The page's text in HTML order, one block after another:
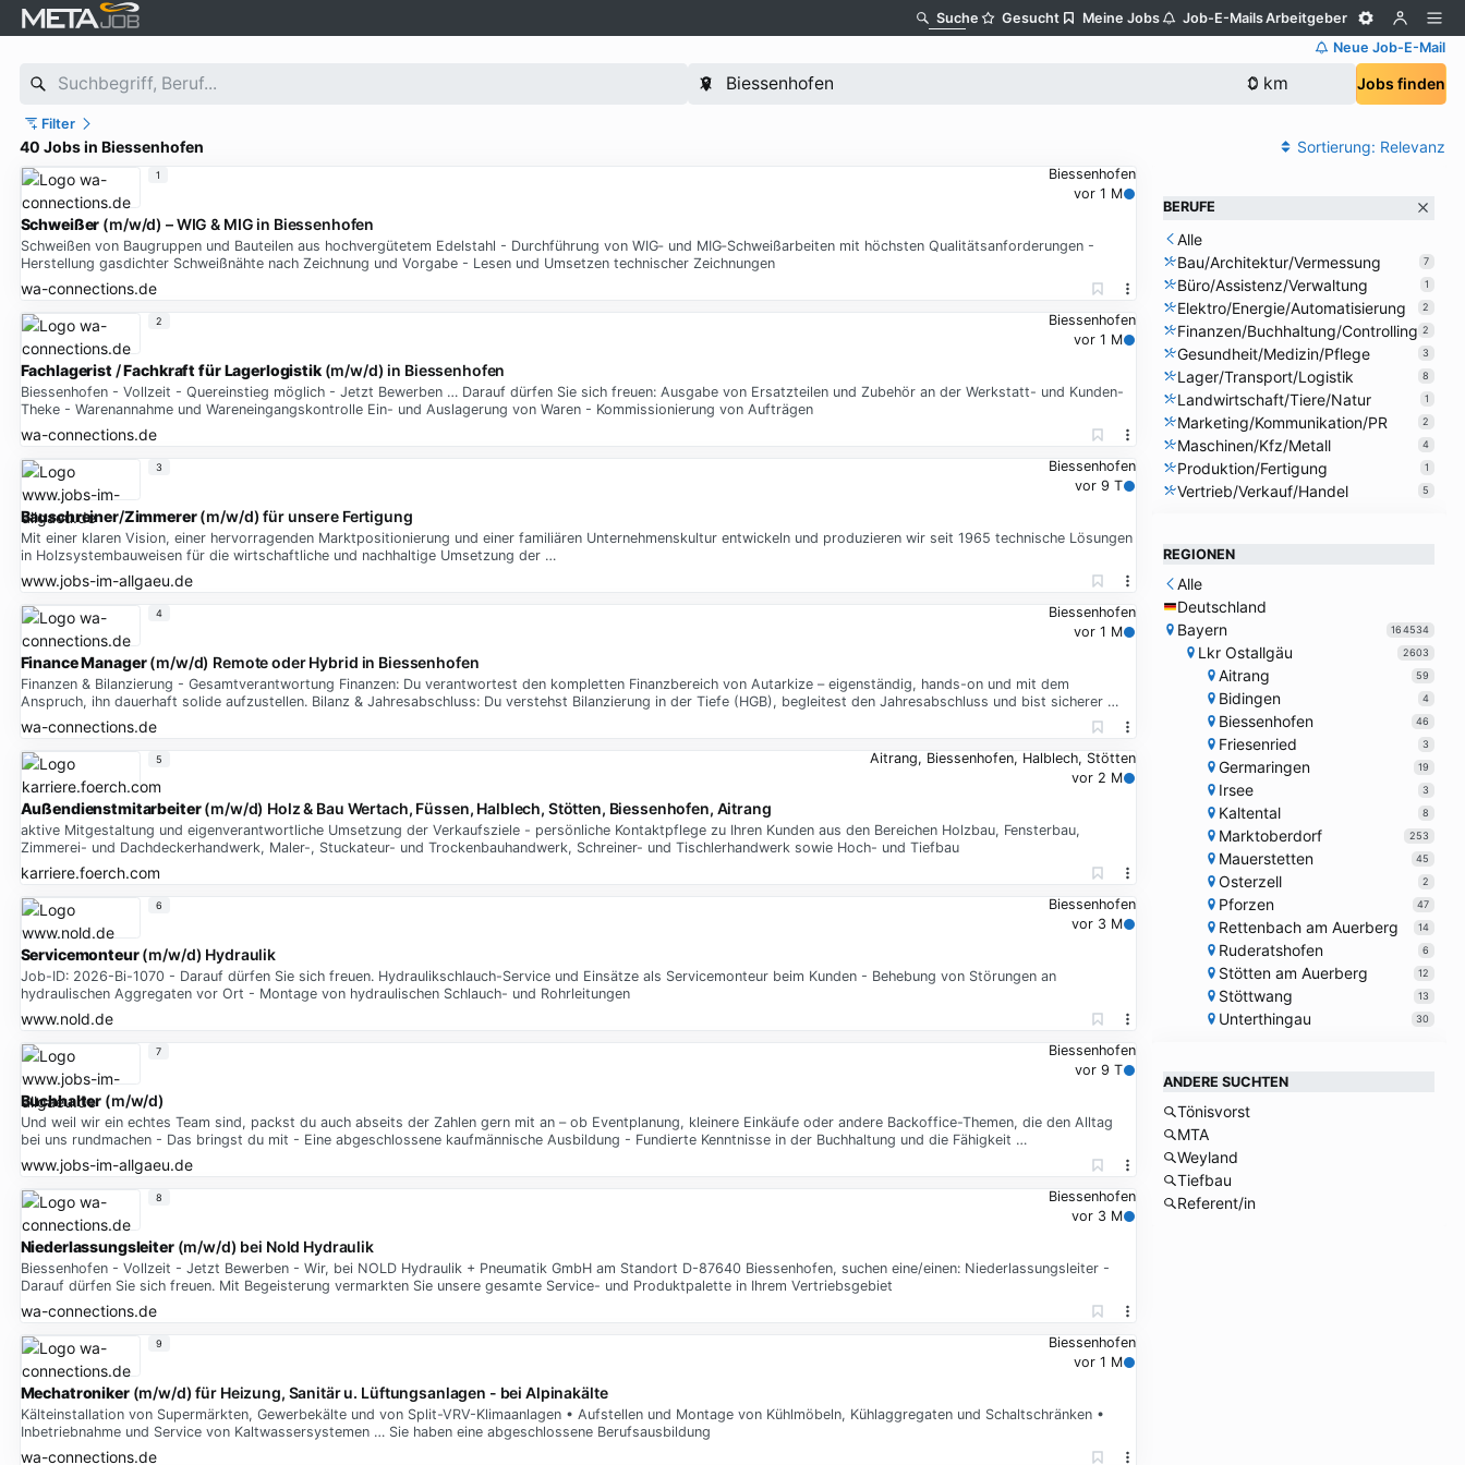
Suche Gesucht Meine Jobs Job-E-MailsArbeitgeber
Neue Job-E-Mail
Jobs finden
Filter
40 Jobs in Biessenhofen Sortierung: Relevanz
Biessenhofen
vor 1 M
Schweißer (m/w/d) – WIG & MIG in Biessenhofen
Schweißen von Baugruppen und Bauteilen aus hochvergütetem Edelstahl - Durchführung von WIG‑ und MIG‑Schweißarbeiten mit höchsten Qualitätsanforderungen -
Herstellung gasdichter Schweißnähte nach Zeichnung und Vorgabe - Lesen und Umsetzen technischer Zeichnungen
wa-connections.de
1
Biessenhofen
vor 1 M
Fachlagerist /Fachkraft fürLagerlogistik(m/w/d) in Biessenhofen
Biessenhofen - Vollzeit - Quereinstieg möglich - Jetzt Bewerben … Darauf dürfen Sie sich freuen: Ausgabe von Ersatzteilen und Zubehör an der Werkstatt- und Kunden-
Theke - Warenannahme und Wareneingangskontrolle Ein- und Auslagerung von Waren - Kommissionierung von Aufträgen
wa-connections.de
2
Biessenhofen
vor 9 T
Bauschreiner/Zimmerer(m/w/d) für unsere Fertigung
Mit einer klaren Vision, einer hervorragenden Marktpositionierung und einer familiären Unternehmenskultur entwickeln und produzieren wir seit 1965 technische Lösungen
in Holzsystembauweisen für die wirtschaftliche und nachhaltige Umsetzung der …
www.jobs-im-allgaeu.de
3
Biessenhofen
vor 1 M
FinanceManager(m/w/d) Remote oder Hybrid in Biessenhofen
Finanzen & Bilanzierung - Gesamtverantwortung Finanzen: Du verantwortest den kompletten Finanzbereich von Autarkize – eigenständig, hands-on und mit dem
Anspruch, ihn dauerhaft solide aufzustellen. Bilanz & Jahresabschluss: Du verstehst Bilanzierung in der Tiefe (HGB), begleitest den Jahresabschluss und bist sicherer …
wa-connections.de
4
Aitrang, Biessenhofen, Halblech, Stötten
vor 2 M
Außendienstmitarbeiter(m/w/d) Holz & Bau Wertach, Füssen, Halblech, Stötten, Biessenhofen, Aitrang
aktive Mitgestaltung und eigenverantwortliche Umsetzung der Verkaufsziele - persönliche Kontaktpflege zu Ihren Kunden aus den Bereichen Holzbau, Fensterbau,
Zimmerei- und Dachdeckerhandwerk, Maler-, Stuckateur- und Trockenbauhandwerk, Schreiner- und Tischlerhandwerk sowie Hoch- und Tiefbau
karriere.foerch.com
5
Biessenhofen
vor 3 M
Servicemonteur(m/w/d) Hydraulik
Job-ID: 2026-Bi-1070 - Darauf dürfen Sie sich freuen. Hydraulikschlauch-Service und Einsätze als Servicemonteur beim Kunden - Behebung von Störungen an
hydraulischen Aggregaten vor Ort - Montage von hydraulischen Schlauch- und Rohrleitungen
www.nold.de
6
Biessenhofen
vor 9 T
Buchhalter (m/w/d)
Und weil wir ein echtes Team sind, packst du auch abseits der Zahlen gern mit an – ob Eventplanung, kleinere Einkäufe oder andere Backoffice-Themen, die den Alltag
bei uns rundmachen - Das bringst du mit - Eine abgeschlossene kaufmännische Ausbildung - Fundierte Kenntnisse in der Buchhaltung und die Fähigkeit …
www.jobs-im-allgaeu.de
7
Biessenhofen
vor 3 M
Niederlassungsleiter(m/w/d) bei Nold Hydraulik
Biessenhofen - Vollzeit - Jetzt Bewerben - Wir, bei NOLD Hydraulik + Pneumatik GmbH am Standort D-87640 Biessenhofen, suchen eine/einen: Niederlassungsleiter -
Darauf dürfen Sie sich freuen. Mit Begeisterung vermarkten Sie unsere gesamte Service- und Produktpalette in Ihrem Vertriebsgebiet
wa-connections.de
8
Biessenhofen
vor 1 M
Mechatroniker(m/w/d) für Heizung, Sanitär u. Lüftungsanlagen - bei Alpinakälte
Kälteinstallation von Supermärkten, Gewerbekälte und von Split-VRV-Klimaanlagen • Aufstellen und Montage von Kühlmöbeln, Kühlaggregaten und Schaltschränken •
Inbetriebnahme und Service von Kaltwassersystemen … Sie haben eine abgeschlossene Berufsausbildung
wa-connections.de
9
BERUFE
Alle
Bau/Architektur/Vermessung
7
Büro/Assistenz/Verwaltung 1
Elektro/Energie/Automatisierung 2
Finanzen/Buchhaltung/Controlling 2
Gesundheit/Medizin/Pflege 3
Lager/Transport/Logistik 8
Landwirtschaft/Tiere/Natur 1
Marketing/Kommunikation/PR 2
Maschinen/Kfz/Metall 4
Produktion/Fertigung 1
Vertrieb/Verkauf/Handel 5
REGIONEN
Alle
Deutschland
Bayern
164534
Lkr Ostallgäu 2603
Aitrang 59
Bidingen 4
Biessenhofen 46
Friesenried 3
Germaringen 19
Irsee 3
Kaltental 8
Marktoberdorf 253
Mauerstetten 45
Osterzell 2
Pforzen 47
Rettenbach am Auerberg 14
Ruderatshofen 6
Stötten am Auerberg 12
Stöttwang 13
Unterthingau 30
ANDERE SUCHTEN
Tönisvorst
MTA
Weyland
Tiefbau
Referent/in